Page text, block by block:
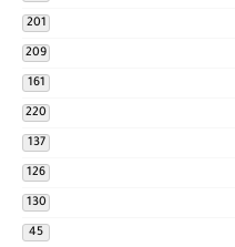
201
209
161
220
137
126
130
45